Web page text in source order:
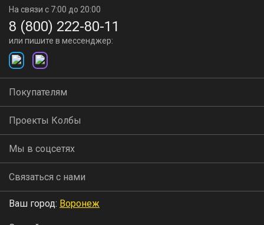
На связи с 7:00 до 20:00
8 (800) 222-80-11
или пишите в мессенджер:
Покупателям
Проекты Колбы
Мы в соцсетях
Связаться с нами
Ваш город: Воронеж